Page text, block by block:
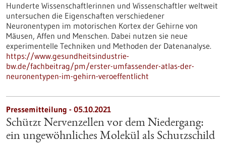
Hunderte Wissenschaftlerinnen und Wissenschaftler weltweit
untersuchen die Eigenschaften verschiedener
Neuronentypen im motorischen Kortex der Gehirne von
Mäusen, Affen und Menschen. Dabei nutzen sie neue
experimentelle Techniken und Methoden der Datenanalyse.
https://www.gesundheitsindustrie-
bw.de/fachbeitrag/pm/erster-umfassender-atlas-der-
neuronentypen-im-gehirn-veroeffentlicht
Pressemitteilung - 05.10.2021
Schützt Nervenzellen vor dem Niedergang:
ein ungewöhnliches Molekül als Schutzschild